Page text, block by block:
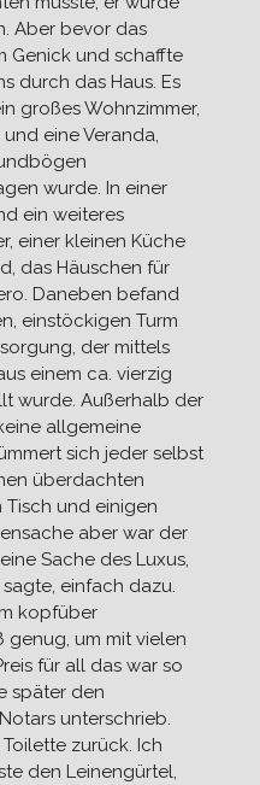
Aber bevor das
Genick und schaffte
durch das Haus. Es
großes Wohnzimmer,
eine Veranda,
wurde. In einer
ein weiteres
einer kleinen Küche
das Häuschen für
Daneben befand
einstöckigen Turm
der mittels
einem ca. vierzig
wurde. Außerhalb der
allgemeine
sich jeder selbst
überdachten
und einigen
aber war der
Sache des Luxus,
einfach dazu.
kopfüber
genug, um mit vielen
für all das war so
später den
unterschrieb.
zurück. Ich
den Leinengürtel,